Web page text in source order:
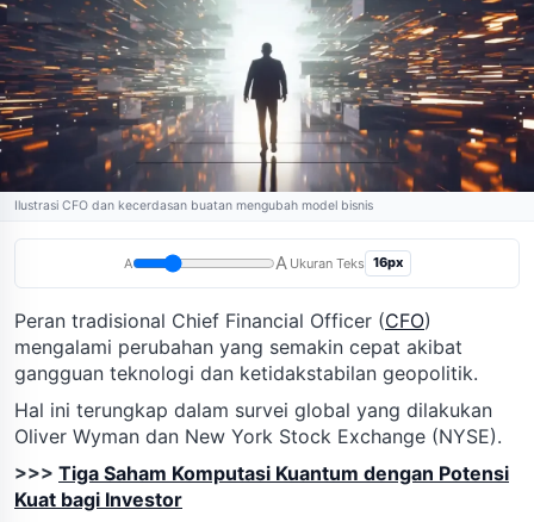
Ilustrasi CFO dan kecerdasan buatan mengubah model bisnis
A A Ukuran Teks 16px
Peran tradisional Chief Financial Officer (CFO)
mengalami perubahan yang semakin cepat akibat
gangguan teknologi dan ketidakstabilan geopolitik.
Hal ini terungkap dalam survei global yang dilakukan
Oliver Wyman dan New York Stock Exchange (NYSE).
>>> Tiga Saham Komputasi Kuantum dengan Potensi
Kuat bagi Investor